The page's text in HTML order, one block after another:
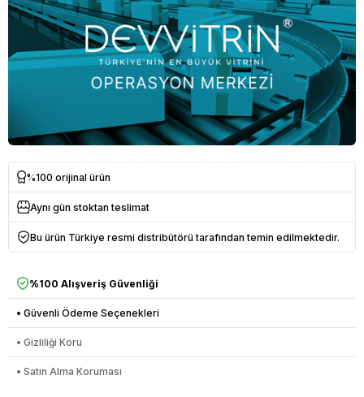
%100 orijinal ürün
Aynı gün stoktan teslimat
Bu ürün Türkiye resmi distribütörü tarafından temin edilmektedir.
%100 Alışveriş Güvenliği
• Güvenli Ödeme Seçenekleri
• Gizliliği Koru
• Satın Alma Koruması